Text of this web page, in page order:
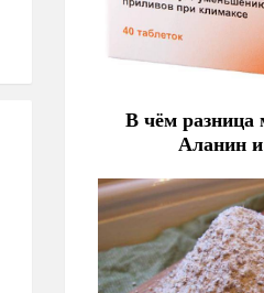
В чём
Аланин